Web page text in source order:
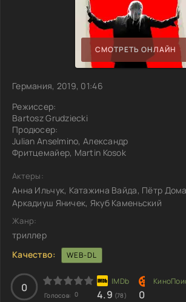
СМОТРЕТЬ ОНЛАЙН
Германия, 2019, 01:46
Режиссер:
Bartosz Grudziecki
Продюсер:
Julian Anselmino, Александр
Фритцемайер, Martin Kosok
Актеры:
Анна Ильчук, Катажина Вайда, Пётр
Аркадиуш Яничек, Якуб Каменьский
Жанр:
триллер
Качество:
WEB-DL
0
Голосов: 0 4.9 (78) 0